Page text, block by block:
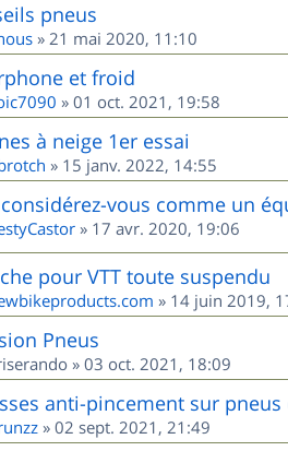
pneus
» 21 mai 2020, 11:10
et froid
» 01 oct. 2021, 19:58
à neige 1er essai
» 15 janv. 2022, 14:55
vous comme un
» 17 avr. 2020, 19:06
pour VTT toute suspendu
» 14 juin 2019,
Pneus
» 03 oct. 2021, 18:09
anti-pincement sur pneus
» 02 sept. 2021, 21:49